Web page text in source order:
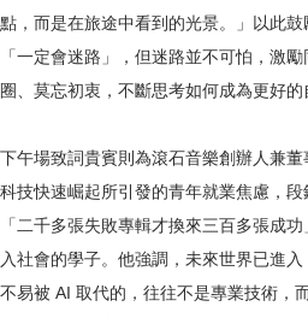
點，而是在旅途中看到的光景。」以此
「一定會迷路」，但迷路並不可怕，激
圈、莫忘初衷，不斷思考如何成為更好的
下午場致詞貴賓則為滾石音樂創辦人兼
科技快速崛起所引發的青年就業焦慮，
「二千多張失敗專輯才換來三百多張成
入社會的學子。他強調，未來世界已進
不易被 AI 取代的，往往不是專業技術，